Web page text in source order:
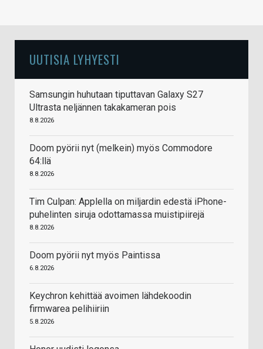
UUTISIA LYHYESTI
Samsungin huhutaan tiputtavan Galaxy S27
Ultrasta neljännen takakameran pois
8.8.2026
Doom pyörii nyt (melkein) myös Commodore
64:llä
8.8.2026
Tim Culpan: Applella on miljardin edestä iPhone-
puhelinten siruja odottamassa muistipiirejä
8.8.2026
Doom pyörii nyt myös Paintissa
6.8.2026
Keychron kehittää avoimen lähdekoodin
firmwarea pelihiiriin
5.8.2026